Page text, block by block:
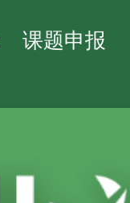
课题申报